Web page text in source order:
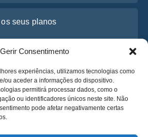
Gerir Consentimento
experiências, utilizamos tecnologias como
ou aceder a informações do dispositivo.
permitirá processar dados, como o
ou identificadores únicos neste site. Não
pode afetar negativamente certas
a